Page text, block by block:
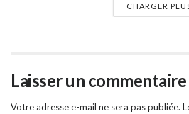
CHARGER
Laisser un commentaire
Votre adresse e-mail ne sera pas publiée.